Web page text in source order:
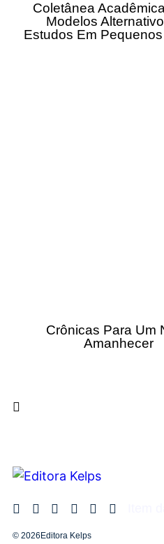
Coletânea
Modelos
Estudos Em
Crônicas Para Um
Amanhecer
© 2026Editora Kelps